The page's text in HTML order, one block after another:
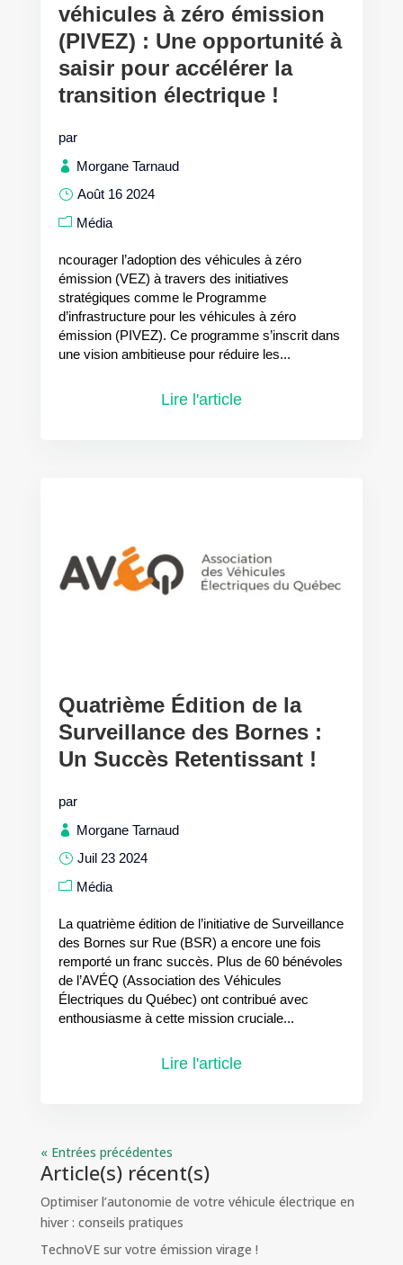
véhicules à zéro émission
(PIVEZ) : Une opportunité à
saisir pour accélérer la
transition électrique !
par
Morgane Tarnaud
Août 16 2024
Média
ncourager l’adoption des véhicules à zéro
émission (VEZ) à travers des initiatives
stratégiques comme le Programme
d’infrastructure pour les véhicules à zéro
émission (PIVEZ). Ce programme s’inscrit dans
une vision ambitieuse pour réduire les...
Lire l'article
Quatrième Édition de la
Surveillance des Bornes :
Un Succès Retentissant !
par
Morgane Tarnaud
Juil 23 2024
Média
La quatrième édition de l’initiative de Surveillance
des Bornes sur Rue (BSR) a encore une fois
remporté un franc succès. Plus de 60 bénévoles
de l’AVÉQ (Association des Véhicules
Électriques du Québec) ont contribué avec
enthousiasme à cette mission cruciale...
Lire l'article
« Entrées précédentes
Article(s) récent(s)
Optimiser l’autonomie de votre véhicule électrique en
hiver : conseils pratiques
TechnoVE sur votre émission virage !